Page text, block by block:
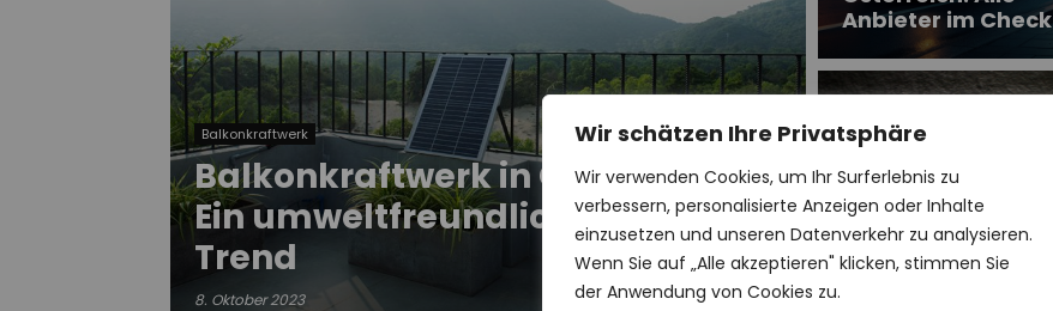
Wir schätzen Ihre Privatsphäre
Wir verwenden Cookies, um Ihr Surferlebnis zu
verbessern, personalisierte Anzeigen oder Inhalte
einzusetzen und unseren Datenverkehr zu analysieren.
Wenn Sie auf „Alle akzeptieren" klicken, stimmen Sie
der Anwendung von Cookies zu.
Balkonkraftwerk
Balkonkraftwerk in Österreich:
Ein umweltfreundlicher Energie
Trend
8. Oktober 2023
Anbieter im Check
Mobilität
Tesla Leasing in
Österreich: Tesla